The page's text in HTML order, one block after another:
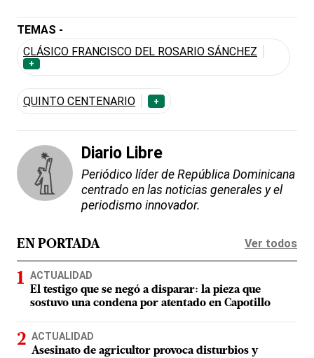
TEMAS -
CLÁSICO FRANCISCO DEL ROSARIO SÁNCHEZ
+
QUINTO CENTENARIO +
Diario Libre
Periódico líder de República Dominicana
centrado en las noticias generales y el
periodismo innovador.
EN PORTADA Ver todos
ACTUALIDAD
El testigo que se negó a disparar: la pieza que
sostuvo una condena por atentado en Capotillo
ACTUALIDAD
Asesinato de agricultor provoca disturbios y